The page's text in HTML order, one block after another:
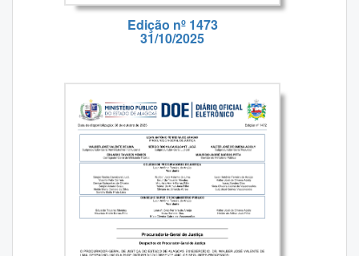
Edição nº 1473
31/10/2025